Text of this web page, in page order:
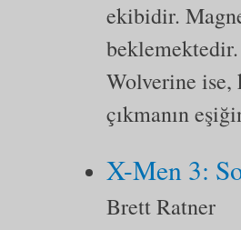
ekibidir.
Wolverine
çıkmanın
X-Men 3:
Brett Ratner